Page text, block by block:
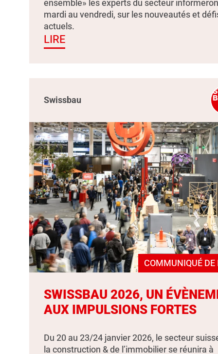
ensemble» les experts du secteur
mardi au vendredi, sur les nouveautés et
actuels.
LIRE
Swissbau
COMMUNIQUÉ DE
SWISSBAU 2026, UN
AUX IMPULSIONS FORTES
Du 20 au 23/24 janvier 2026, le secteur
la construction & de l’immobilier se réunira à